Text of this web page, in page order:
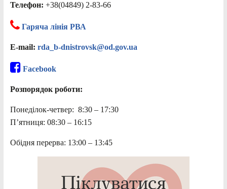
Телефон: +38(04849) 2-83-66
Гаряча лінія РВА
E-mail: rda_b-dnistrovsk@od.gov.ua
Facebook
Розпорядок роботи:
Понеділок-четвер: 8:30 – 17:30
П’ятниця: 08:30 – 16:15
Обідня перерва: 13:00 – 13:45